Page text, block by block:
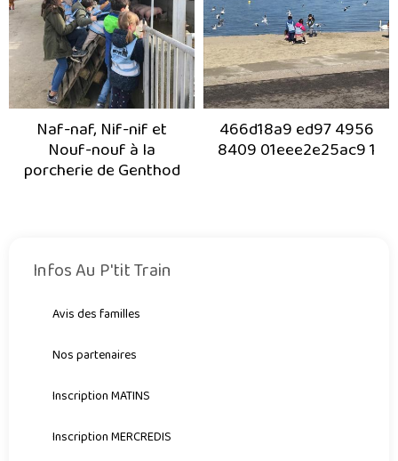
Naf-naf, Nif-nif et
Nouf-nouf à la
porcherie de Genthod
466d18a9 ed97 4956
8409 01eee2e25ac9 1
Infos Au P'tit Train
Avis des familles
Nos partenaires
Inscription MATINS
Inscription MERCREDIS